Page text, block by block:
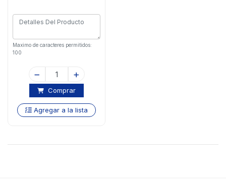
Maximo de caracteres permitidos:
100
Comprar
Agregar a la lista